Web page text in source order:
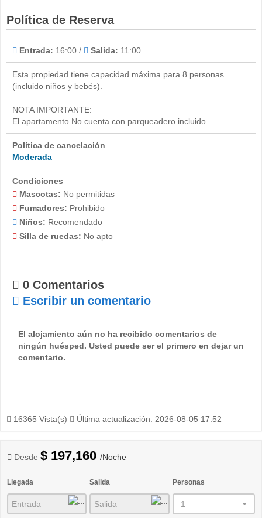
Política de Reserva
Entrada: 16:00 / Salida: 11:00
Esta propiedad tiene capacidad máxima para 8 personas
(incluido niños y bebés).
NOTA IMPORTANTE:
El apartamento No cuenta con parqueadero incluido.
Política de cancelación
Moderada
Condiciones
Mascotas: No permitidas
Fumadores: Prohibido
Niños: Recomendado
Silla de ruedas: No apto
0 Comentarios
Escribir un comentario
El alojamiento aún no ha recibido comentarios de
ningún huésped. Usted puede ser el primero en dejar un
comentario.
16365 Vista(s) Última actualización: 2026-08-05 17:52
Desde $ 197,160 /Noche
Llegada Salida Personas
1